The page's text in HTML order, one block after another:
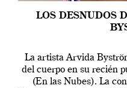
LOS DESNUDOS
La artista Arvida
del cuerpo en su recién
(En las Nubes). La